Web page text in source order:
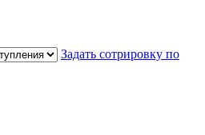
Задать сотрировку по